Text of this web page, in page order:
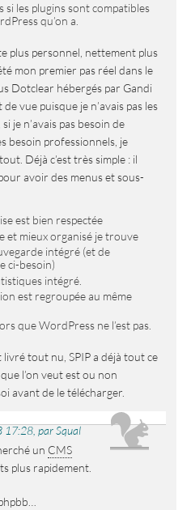
les plugins sont compatibles
qu’on a.
plus personnel, nettement plus
mon premier pas réel dans le
Dotclear hébergés par Gandi
vue puisque je n’avais pas les
je n’avais pas besoin de
besoin professionnels, je
Déjà c’est très simple : il
avoir des menus et sous-
est bien respectée
et mieux organisé je trouve
intégré (et de
ci-besoin)
intégré.
est regroupée au même
que WordPress ne l’est pas.
tout nu, SPIP a déjà tout ce
l’on veut est ou non
avant de le télécharger.
17:28, par Squal
un CMS
plus rapidement.